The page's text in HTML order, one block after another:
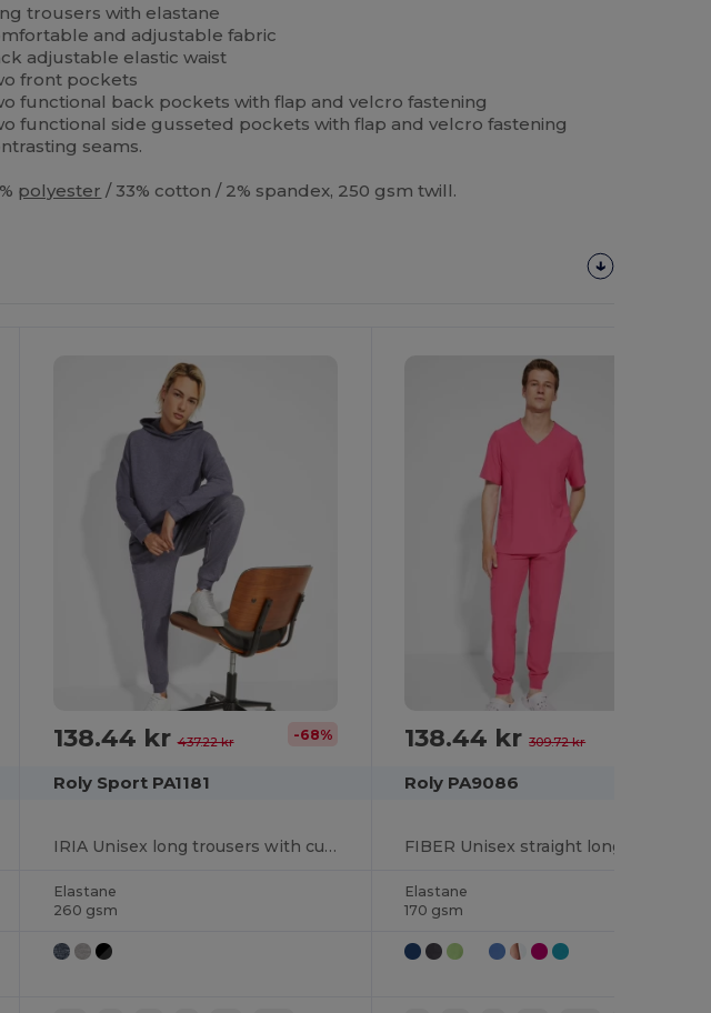
trousers with elastane
and adjustable fabric
adjustable elastic waist
front pockets
functional back pockets with flap and velcro fastening
functional side gusseted pockets with flap and velcro fastening
seams.
polyester / 33% cotton / 2% spandex, 250 gsm twill.
138.44 kr437.22 kr -68%
Roly Sport PA1181
IRIA Unisex long trousers with cuffs on legs
Elastane
260 gsm
138.44 kr309.72 kr
Roly PA9086
Elastane
170 gsm